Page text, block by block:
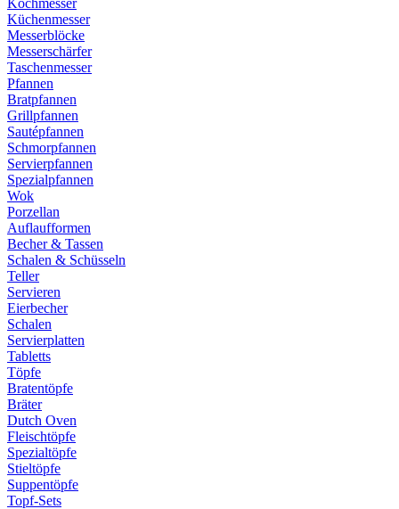
Kochmesser
Küchenmesser
Messerblöcke
Messerschärfer
Taschenmesser
Pfannen
Bratpfannen
Grillpfannen
Sautépfannen
Schmorpfannen
Servierpfannen
Spezialpfannen
Wok
Porzellan
Auflaufformen
Becher & Tassen
Schalen & Schüsseln
Teller
Servieren
Eierbecher
Schalen
Servierplatten
Tabletts
Töpfe
Bratentöpfe
Bräter
Dutch Oven
Fleischtöpfe
Spezialtöpfe
Stieltöpfe
Suppentöpfe
Topf-Sets